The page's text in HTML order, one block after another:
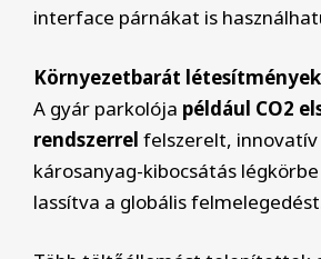
interface párnákat is
Környezetbarát
A gyár parkolója például CO2
rendszerrel felszerelt, innovatív
károsanyag-kibocsátás
lassítva a globális